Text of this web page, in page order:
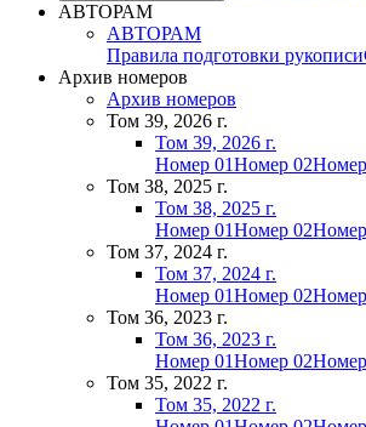
АВТОРАМ
АВТОРАМ
Правила подготовки рукописи
Архив номеров
Архив номеров
Том 39, 2026 г.
Том 39, 2026 г.
Номер 01Номер 02
Том 38, 2025 г.
Том 38, 2025 г.
Номер 01Номер 02
Том 37, 2024 г.
Том 37, 2024 г.
Номер 01Номер 02
Том 36, 2023 г.
Том 36, 2023 г.
Номер 01Номер 02
Том 35, 2022 г.
Том 35, 2022 г.